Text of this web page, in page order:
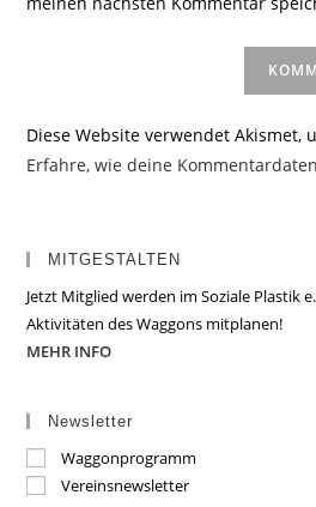
ein
Diese Website verwendet Akismet,
Erfahre, wie deine
MITGESTALTEN
Jetzt Mitglied werden im Soziale Plastik
Aktivitäten des Waggons mitplanen!
MEHR INFO
Newsletter
Waggonprogramm
Vereinsnewsletter